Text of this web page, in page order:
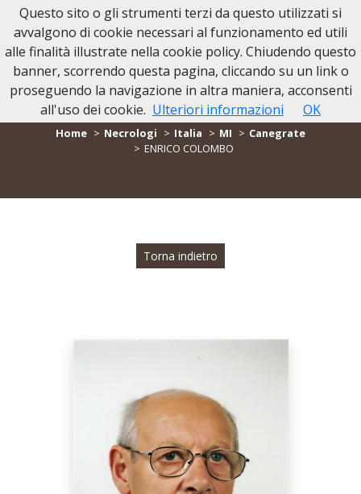
- NECROLOGIO ENRICO COLOMBO -
Home Necrologi Italia MI
Canegrate
ENRICO COLOMBO
Torna indietro
Questo sito o gli strumenti terzi da questo utilizzati si
avvalgono di cookie necessari al funzionamento ed utili
alle finalità illustrate nella cookie policy. Chiudendo questo
banner, scorrendo questa pagina, cliccando su un link o
proseguendo la navigazione in altra maniera, acconsenti
all'uso dei cookie. Ulteriori informazioni OK